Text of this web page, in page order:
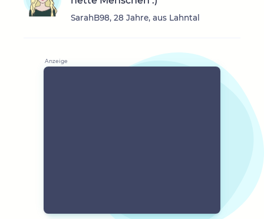
SarahB98, 28 Jahre, aus Lahntal